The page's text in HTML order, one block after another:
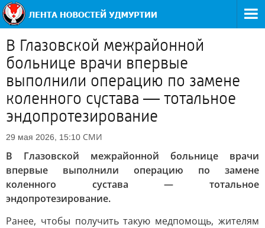
В Глазовской межрайонной
больнице врачи впервые
выполнили операцию по замене
коленного сустава — тотальное
эндопротезирование
29 мая 2026, 15:10 СМИ
В Глазовской межрайонной больнице врачи
впервые выполнили операцию по замене
коленного сустава — тотальное
эндопротезирование.
Ранее, чтобы получить такую медпомощь, жителям